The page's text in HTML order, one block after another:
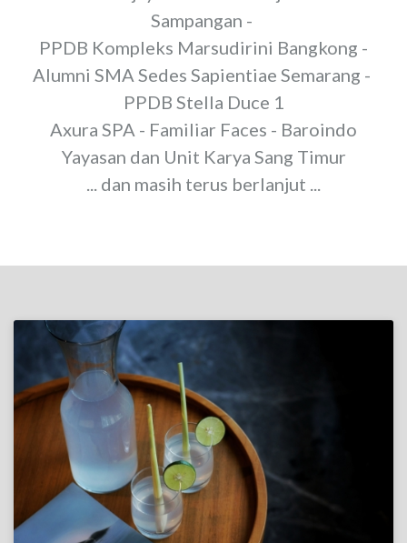
Sampangan -
PPDB Kompleks Marsudirini Bangkong -
Alumni SMA Sedes Sapientiae Semarang -
PPDB Stella Duce 1
Axura SPA - Familiar Faces - Baroindo
Yayasan dan Unit Karya Sang Timur
... dan masih terus berlanjut ...